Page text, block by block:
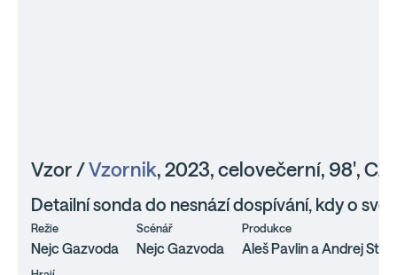
Vzor /Vzornik, 2023, celovečerní, 98',
Detailní sonda do nesnází dospívání, kdy o
Režie
Nejc Gazvoda
Scénář
Nejc Gazvoda
Produkce
Aleš Pavlin a Andrej